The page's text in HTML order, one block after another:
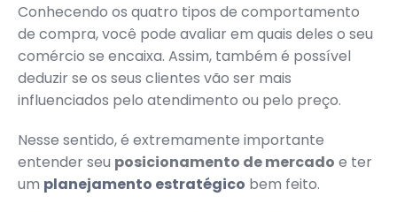
Conhecendo os quatro tipos de comportamento
de compra, você pode avaliar em quais deles o seu
comércio se encaixa. Assim, também é possível
deduzir se os seus clientes vão ser mais
influenciados pelo atendimento ou pelo preço.
Nesse sentido, é extremamente importante
entender seu posicionamento de mercado e ter
um planejamento estratégico bem feito.